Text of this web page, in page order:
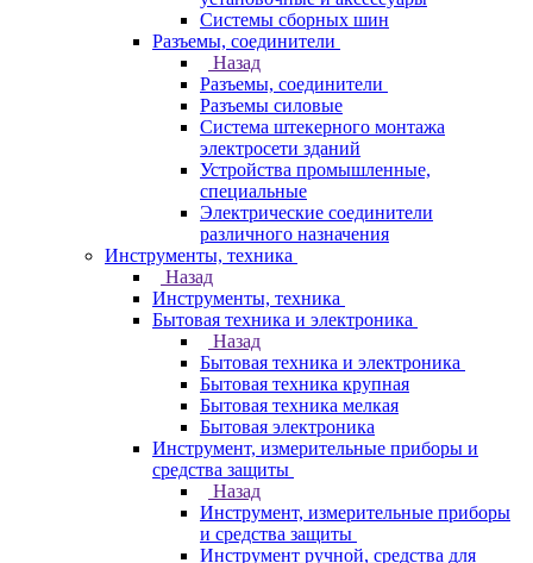
Системы сборных шин
Разъемы, соединители
Назад
Разъемы, соединители
Разъемы силовые
Система штекерного монтажа
электросети зданий
Устройства промышленные,
специальные
Электрические соединители
различного назначения
Инструменты, техника
Назад
Инструменты, техника
Бытовая техника и электроника
Назад
Бытовая техника и электроника
Бытовая техника крупная
Бытовая техника мелкая
Бытовая электроника
Инструмент, измерительные приборы и
средства защиты
Назад
Инструмент, измерительные приборы
и средства защиты
Инструмент ручной, средства для